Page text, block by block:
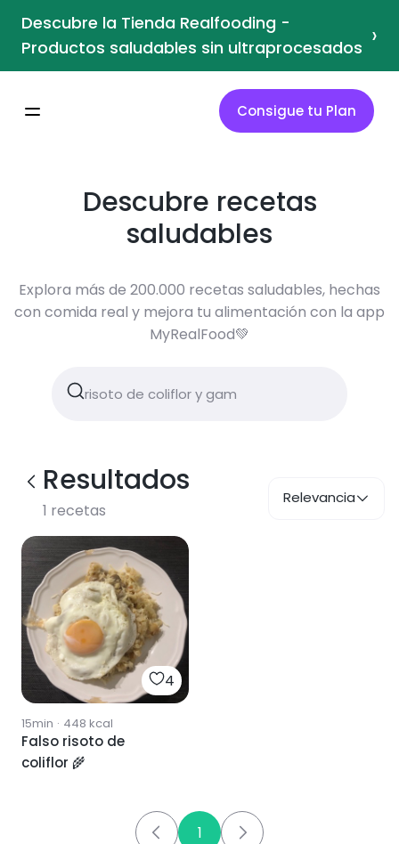
Descubre la Tienda Realfooding -
Productos saludables sin ultraprocesados ›
Consigue tu Plan
Descubre recetas
saludables
Explora más de 200.000 recetas saludables, hechas
con comida real y mejora tu alimentación con la app
MyRealFood💚
Resultados
1 recetas
Relevancia
4
15min · 448 kcal
Falso risoto de
coliflor 🌾
1